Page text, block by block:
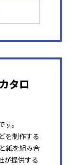
タロ
。
を制作する
紙を組み合
が提供する